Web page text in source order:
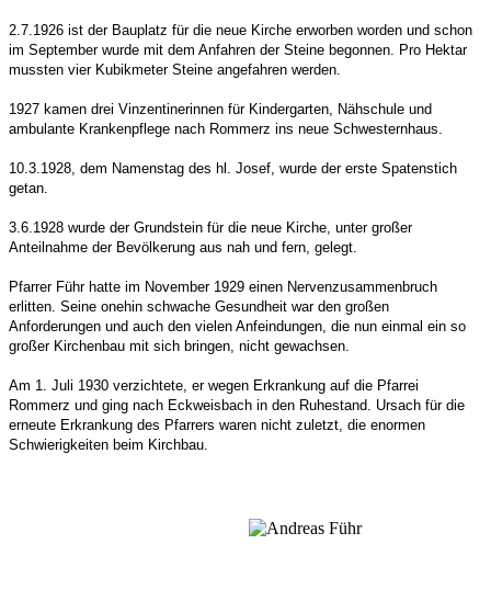
2.7.1926 ist der Bauplatz für die neue Kirche erworben worden und schon
im September wurde mit dem Anfahren der Steine begonnen. Pro Hektar
mussten vier Kubikmeter Steine angefahren werden.
1927 kamen drei Vinzentinerinnen für Kindergarten, Nähschule und
ambulante Krankenpflege nach Rommerz ins neue Schwesternhaus.
10.3.1928, dem Namenstag des hl. Josef, wurde der erste Spatenstich
getan.
3.6.1928 wurde der Grundstein für die neue Kirche, unter großer
Anteilnahme der Bevölkerung aus nah und fern, gelegt.
Pfarrer Führ hatte im November 1929 einen Nervenzusammenbruch
erlitten. Seine onehin schwache Gesundheit war den großen
Anforderungen und auch den vielen Anfeindungen, die nun einmal ein so
großer Kirchenbau mit sich bringen, nicht gewachsen.
Am 1. Juli 1930 verzichtete, er wegen Erkrankung auf die Pfarrei
Rommerz und ging nach Eckweisbach in den Ruhestand. Ursach für die
erneute Erkrankung des Pfarrers waren nicht zuletzt, die enormen
Schwierigkeiten beim Kirchbau.